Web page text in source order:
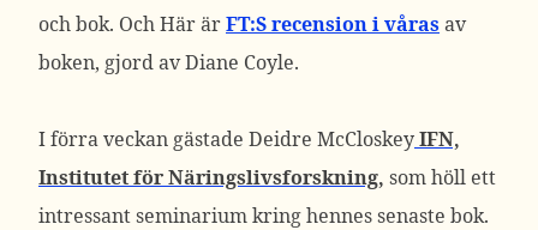
och bok. Och Här ärFT:S recension i vårasav
boken, gjord av Diane Coyle.
I förra veckan gästade Deidre McCloskeyIFN,
Institutet för Näringslivsforskning, som höll ett
intressant seminarium kring hennes senaste bok.